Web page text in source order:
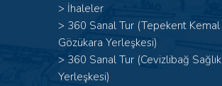
> İhaleler
> 360 Sanal Tur (Tepekent Kemal
Gözükara Yerleşkesi)
> 360 Sanal Tur (Cevizlibağ Sağlık
Yerleşkesi)